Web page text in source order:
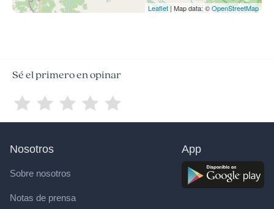
Leaflet | Map data: ©OpenStreetMap
Sé el primero en opinar
Nosotros
Sobre nosotros
Notas de prensa
App